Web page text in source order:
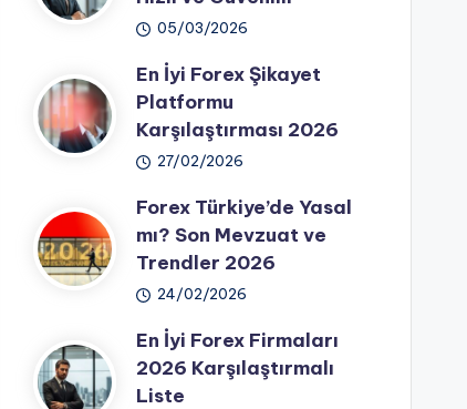
05/03/2026
En İyi Forex Şikayet
Platformu
Karşılaştırması 2026
27/02/2026
Forex Türkiye’de Yasal
mı? Son Mevzuat ve
Trendler 2026
24/02/2026
En İyi Forex Firmaları
2026 Karşılaştırmalı
Liste